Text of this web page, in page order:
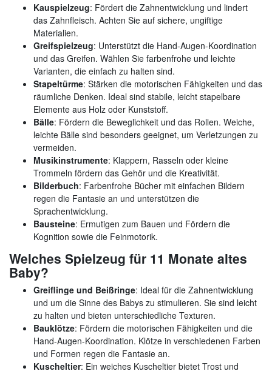
Kauspielzeug: Fördert die Zahnentwicklung und lindert
das Zahnfleisch. Achten Sie auf sichere, ungiftige
Materialien.
Greifspielzeug: Unterstützt die Hand-Augen-Koordination
und das Greifen. Wählen Sie farbenfrohe und leichte
Varianten, die einfach zu halten sind.
Stapeltürme: Stärken die motorischen Fähigkeiten und das
räumliche Denken. Ideal sind stabile, leicht stapelbare
Elemente aus Holz oder Kunststoff.
Bälle: Fördern die Beweglichkeit und das Rollen. Weiche,
leichte Bälle sind besonders geeignet, um Verletzungen zu
vermeiden.
Musikinstrumente: Klappern, Rasseln oder kleine
Trommeln fördern das Gehör und die Kreativität.
Bilderbuch: Farbenfrohe Bücher mit einfachen Bildern
regen die Fantasie an und unterstützen die
Sprachentwicklung.
Bausteine: Ermutigen zum Bauen und Fördern die
Kognition sowie die Feinmotorik.
Welches Spielzeug für 11 Monate altes
Baby?
Greiflinge und Beißringe: Ideal für die Zahnentwicklung
und um die Sinne des Babys zu stimulieren. Sie sind leicht
zu halten und bieten unterschiedliche Texturen.
Bauklötze: Fördern die motorischen Fähigkeiten und die
Hand-Augen-Koordination. Klötze in verschiedenen Farben
und Formen regen die Fantasie an.
Kuscheltier: Ein weiches Kuscheltier bietet Trost und